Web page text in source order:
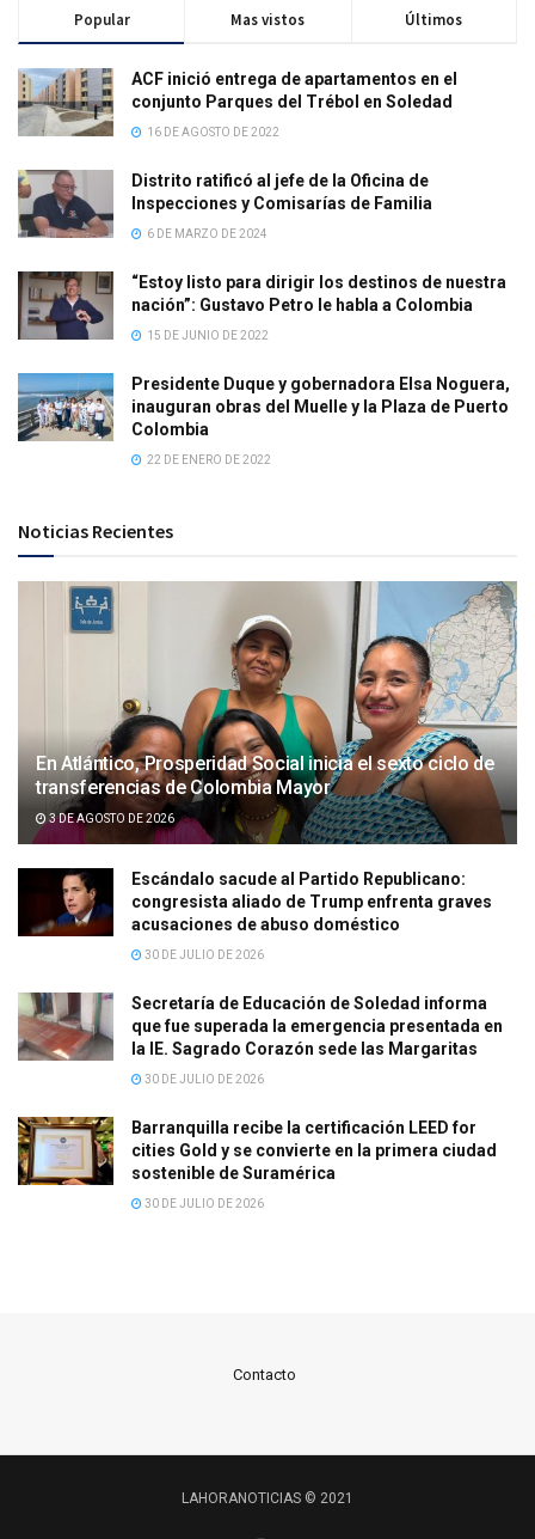
Popular Mas vistos Últimos
ACF inició entrega de apartamentos en el
conjunto Parques del Trébol en Soledad
16 DE AGOSTO DE 2022
Distrito ratificó al jefe de la Oficina de
Inspecciones y Comisarías de Familia
6 DE MARZO DE 2024
“Estoy listo para dirigir los destinos de nuestra
nación”: Gustavo Petro le habla a Colombia
15 DE JUNIO DE 2022
Presidente Duque y gobernadora Elsa Noguera,
inauguran obras del Muelle y la Plaza de Puerto
Colombia
22 DE ENERO DE 2022
Noticias Recientes
En Atlántico, Prosperidad Social inicia el sexto ciclo de
transferencias de Colombia Mayor
3 DE AGOSTO DE 2026
Escándalo sacude al Partido Republicano:
congresista aliado de Trump enfrenta graves
acusaciones de abuso doméstico
30 DE JULIO DE 2026
Secretaría de Educación de Soledad informa
que fue superada la emergencia presentada en
la IE. Sagrado Corazón sede las Margaritas
30 DE JULIO DE 2026
Barranquilla recibe la certificación LEED for
cities Gold y se convierte en la primera ciudad
sostenible de Suramérica
30 DE JULIO DE 2026
Contacto
LAHORANOTICIAS © 2021